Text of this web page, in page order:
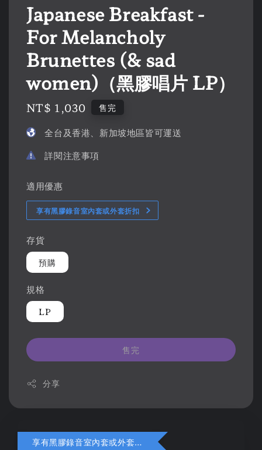
Japanese Breakfast -
For Melancholy
Brunettes (& sad
women)（黑膠唱片 LP）
Regular
NT$ 1,030 售完
全台及香港、新加坡地區皆可運送
詳閱注意事項
適用優惠
享有黑膠錄音室內套或外套折扣
存貨
預購
規格
LP
售完
分享
享有黑膠錄音室內套或外套折扣